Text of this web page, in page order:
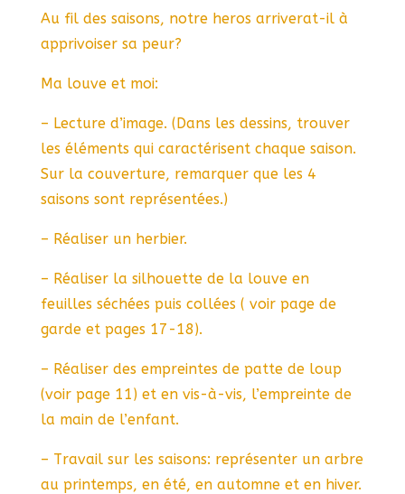
Au fil des saisons, notre heros arriverat-il à
apprivoiser sa peur?
Ma louve et moi:
– Lecture d’image. (Dans les dessins, trouver
les éléments qui caractérisent chaque saison.
Sur la couverture, remarquer que les 4
saisons sont représentées.)
– Réaliser un herbier.
– Réaliser la silhouette de la louve en
feuilles séchées puis collées ( voir page de
garde et pages 17-18).
– Réaliser des empreintes de patte de loup
(voir page 11) et en vis-à-vis, l’empreinte de
la main de l’enfant.
– Travail sur les saisons: représenter un arbre
au printemps, en été, en automne et en hiver.